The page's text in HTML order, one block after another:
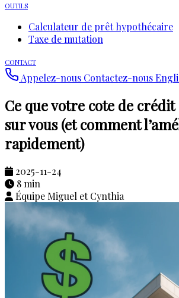
OUTILS
Calculateur de prêt hypothécaire
Taxe de mutation
CONTACT
Appelez-nous Contactez-nous
Ce que votre cote de
sur vous (et comment
rapidement)
2025-11-24
8 min
Équipe Miguel et Cynthia